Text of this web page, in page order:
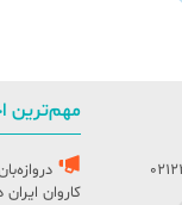
مهم‌ترین
کاروان